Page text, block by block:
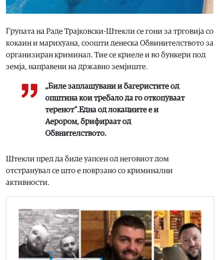
Групата на Раде Трајковски-Штекли се гони за трговија со
кокаин и марихуана, соошти денеска Обвинителството за
организиран криминал. Тие се криеле и во бункери под
земја, направени на државно земјиште.
„Биле заплашувани и багеристите од
општина кои требало да го откопуваат
теренот“.Една од локациите е и
Аерором, брифираат од
Обвнителството.
Штекли пред да биде уапсен од неговиот дом
отстранувал се што е поврзано со криминални
активности.